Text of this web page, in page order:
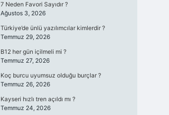
7 Neden Favori Sayıdır ?
Ağustos 3, 2026
Türkiye’de ünlü yazılımcılar kimlerdir ?
Temmuz 29, 2026
B12 her gün içilmeli mi ?
Temmuz 27, 2026
Koç burcu uyumsuz olduğu burçlar ?
Temmuz 26, 2026
Kayseri hızlı tren açıldı mı ?
Temmuz 24, 2026